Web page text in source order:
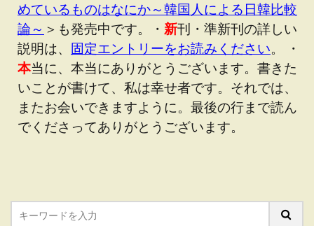
めているものはなにか～韓国人による日韓比較
論～ ＞も発売中です。・ 新刊・準新刊の詳しい
説明は、 固定エントリーをお読みください。 ・
本当に、本当にありがとうございます。書きた
いことが書けて、私は幸せ者です。それでは、
またお会いできますように。最後の行まで読ん
でくださってありがとうございます。